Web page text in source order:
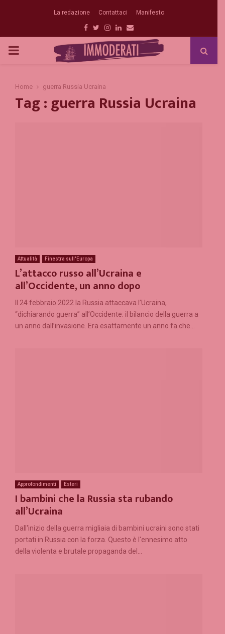
La redazione Contattaci Manifesto
Facebook
Twitter
Instagram
Linkedin
Email
PRIMARY
Home guerra Russia Ucraina
Tag : guerra Russia Ucraina
Attualità Finestra sull'Europa
L’attacco russo all’Ucraina e
all’Occidente, un anno dopo
Il 24 febbraio 2022 la Russia attaccava l’Ucraina,
“dichiarando guerra” all’Occidente: il bilancio della guerra a
un anno dall’invasione. Era esattamente un anno fa che...
Approfondimenti Esteri
I bambini che la Russia sta rubando
all’Ucraina
Dall'inizio della guerra migliaia di bambini ucraini sono stati
portati in Russia con la forza. Questo è l'ennesimo atto
della violenta e brutale propaganda del...